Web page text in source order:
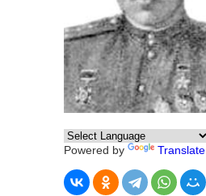
Powered by Translate